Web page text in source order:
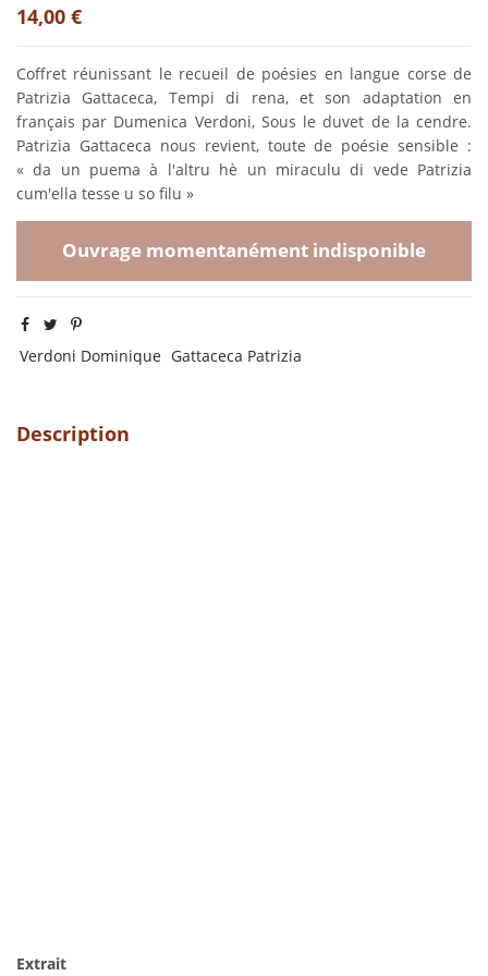
14,00 €
Coffret réunissant le recueil de poésies en langue corse de
Patrizia Gattaceca, Tempi di rena, et son adaptation en
français par Dumenica Verdoni, Sous le duvet de la cendre.
Patrizia Gattaceca nous revient, toute de poésie sensible :
« da un puema à l'altru hè un miraculu di vede Patrizia
cum'ella tesse u so filu »
Ouvrage momentanément indisponible
Verdoni Dominique Gattaceca Patrizia
Description
Extrait